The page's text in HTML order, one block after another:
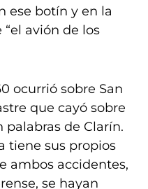
ese botín y en la
avión de los
ocurrió sobre San
que cayó sobre
palabras de Clarín.
tiene sus propios
ambos accidentes,
se hayan